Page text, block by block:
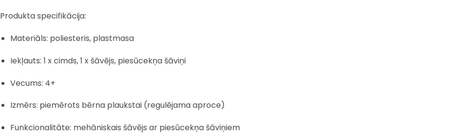
Produkta specifikācija:
Materiāls: poliesteris, plastmasa
Iekļauts: 1 x cimds, 1 x šāvējs, piesūcekņa šāviņi
Vecums: 4+
Izmērs: piemērots bērna plaukstai (regulējama aproce)
Funkcionalitāte: mehāniskais šāvējs ar piesūcekņa šāviņiem